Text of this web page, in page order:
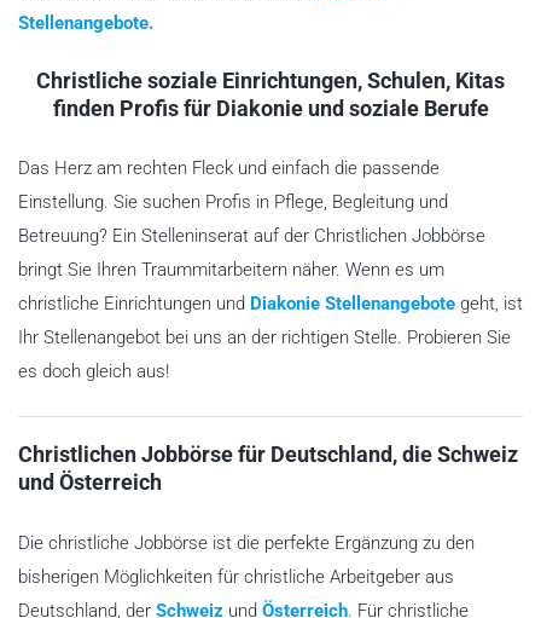
Stellenangebote.
Christliche soziale Einrichtungen, Schulen, Kitas
finden Profis für Diakonie und soziale Berufe
Das Herz am rechten Fleck und einfach die passende
Einstellung. Sie suchen Profis in Pflege, Begleitung und
Betreuung? Ein Stelleninserat auf der Christlichen Jobbörse
bringt Sie Ihren Traummitarbeitern näher. Wenn es um
christliche Einrichtungen und Diakonie Stellenangebote geht, ist
Ihr Stellenangebot bei uns an der richtigen Stelle. Probieren Sie
es doch gleich aus!
Christlichen Jobbörse für Deutschland, die Schweiz
und Österreich
Die christliche Jobbörse ist die perfekte Ergänzung zu den
bisherigen Möglichkeiten für christliche Arbeitgeber aus
Deutschland, der Schweiz und Österreich . Für christliche